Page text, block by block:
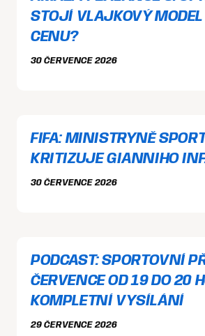
STOJÍ VLAJKOVÝ
CENU?
30 ČERVENCE 2026
FIFA: MINISTRYNĚ
KRITIZUJE GIANNIHO
30 ČERVENCE 2026
PODCAST: SPORTOVNÍ
ČERVENCE OD 19 DO 20
KOMPLETNÍ VYSÍLÁNÍ
29 ČERVENCE 2026